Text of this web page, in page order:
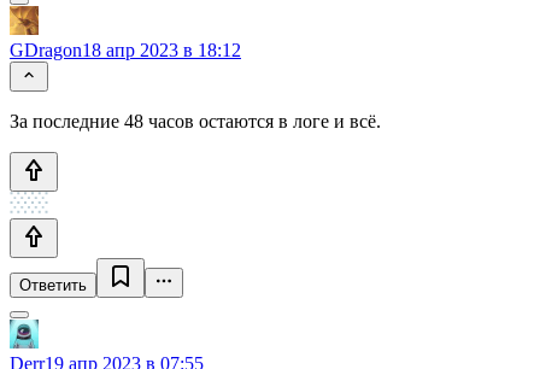
GDragon18 апр 2023 в 18:12
За последние 48 часов остаются в логе и всё.
Ответить
Derr19 апр 2023 в 07:55